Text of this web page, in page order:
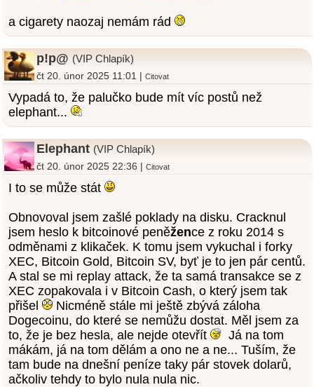
a cigarety naozaj nemám rád
p!p@ (VIP Chlapík)
čt 20. únor 2025 11:01 |Citovat
Vypadá to, že palučko bude mít víc postů než
elephant...
Elephant (VIP Chlapík)
čt 20. únor 2025 22:36 |Citovat
I to se může stát
Obnovoval jsem zašlé poklady na disku. Cracknul
jsem heslo k bitcoinové peněžence z roku 2014 s
odměnami z klikaček. K tomu jsem vykuchal i forky
XEC, Bitcoin Gold, Bitcoin SV, byť je to jen pár centů.
A stal se mi replay attack, že ta samá transakce se z
XEC zopakovala i v Bitcoin Cash, o který jsem tak
přišel
Nicméně stále mi ještě zbývá záloha
Dogecoinu, do které se nemůžu dostat. Měl jsem za
to, že je bez hesla, ale nejde otevřít
Já na tom
mákám, já na tom dělám a ono ne a ne... Tuším, že
tam bude na dnešní peníze taky pár stovek dolarů,
ačkoliv tehdy to bylo nula nula nic.